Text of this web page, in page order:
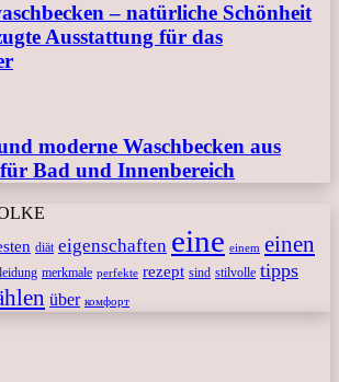
– natürliche Schönheit
Ausstattung für das
moderne Waschbecken aus
Bad und Innenbereich
diät eigenschaften eine einem einen
merkmale perfekte rezept sind stilvolle tipps
über комфорт